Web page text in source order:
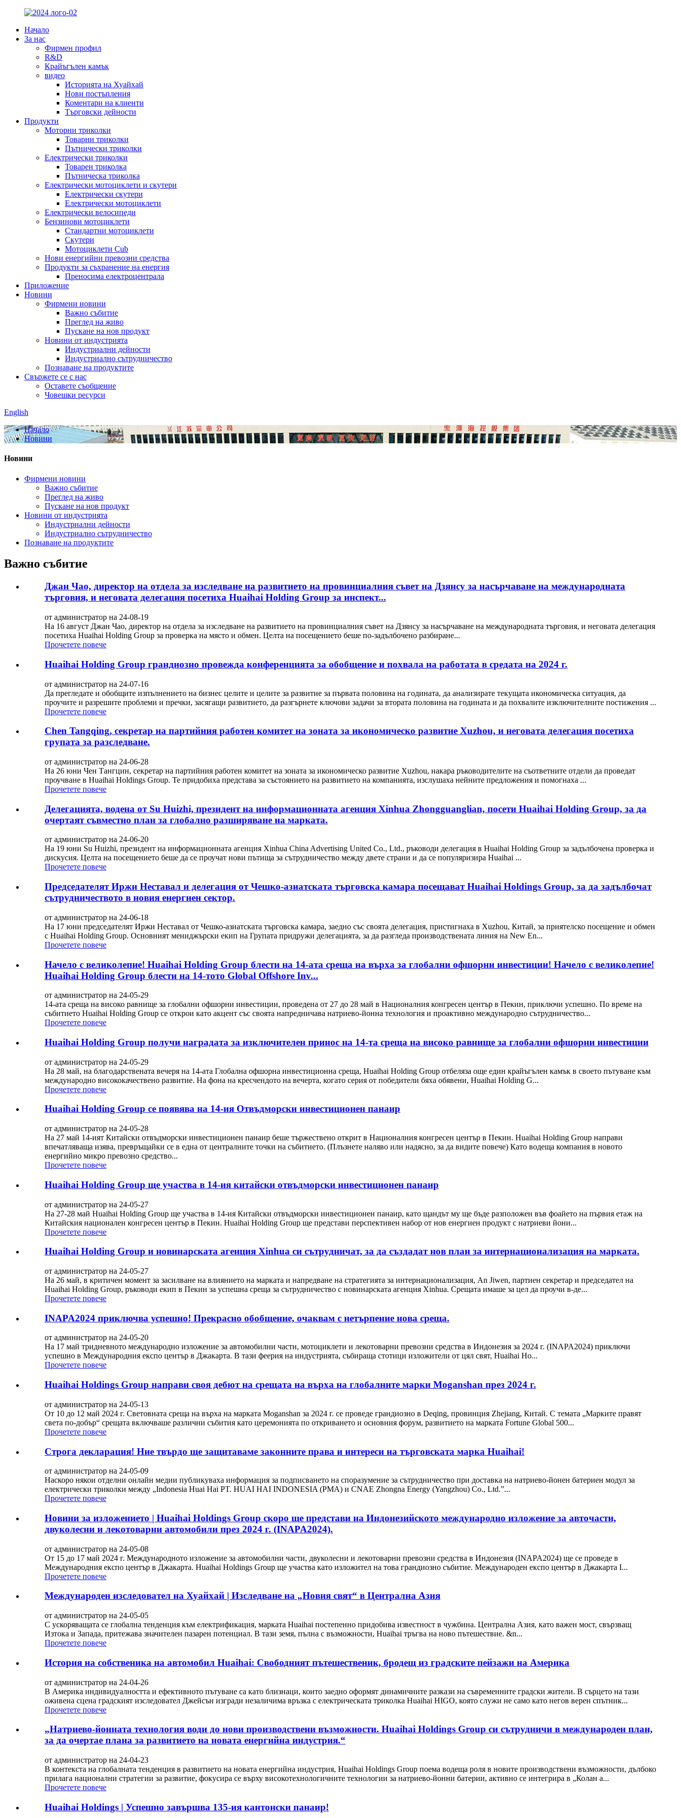
Начало
За нас
Фирмен профил
R&D
Крайъгълен камък
видео
Историята на Хуайхай
Нови постъпления
Коментари на клиенти
Търговски дейности
Продукти
Моторни триколки
Товарни триколки
Пътнически триколки
Електрически триколки
Товарен триколка
Пътническа триколка
Електрически мотоциклети и скутери
Електрически скутери
Електрически мотоциклети
Електрически велосипеди
Бензинови мотоциклети
Стандартни мотоциклети
Скутери
Мотоциклети Cub
Нови енергийни превозни средства
Продукти за съхранение на енергия
Преносима електроцентрала
Приложение
Новини
Фирмени новини
Важно събитие
Преглед на живо
Пускане на нов продукт
Новини от индустрията
Индустриални дейности
Индустриално сътрудничество
Познаване на продуктите
Свържете се с нас
Оставете съобщение
Човешки ресурси
English
Начало
Новини
Новини
Фирмени новини
Важно събитие
Преглед на живо
Пускане на нов продукт
Новини от индустрията
Индустриални дейности
Индустриално сътрудничество
Познаване на продуктите
Важно събитие
Джан Чао, директор на отдела за изследване на развитието на провинциалния съвет на Дзянсу за насърчаване на международната
търговия, и неговата делегация посетиха Huaihai Holding Group за инспект...
от администратор на 24-08-19
На 16 август Джан Чао, директор на отдела за изследване на развитието на провинциалния съвет на Дзянсу за насърчаване на международната търговия, и неговата делегация
посетиха Huaihai Holding Group за проверка на място и обмен. Целта на посещението беше по-задълбочено разбиране...
Прочетете повече
Huaihai Holding Group грандиозно провежда конференцията за обобщение и похвала на работата в средата на 2024 г.
от администратор на 24-07-16
Да прегледате и обобщите изпълнението на бизнес целите и целите за развитие за първата половина на годината, да анализирате текущата икономическа ситуация, да
проучите и разрешите проблеми и пречки, засягащи развитието, да разгърнете ключови задачи за втората половина на годината и да похвалите изключителните постижения ...
Прочетете повече
Chen Tangqing, секретар на партийния работен комитет на зоната за икономическо развитие Xuzhou, и неговата делегация посетиха
групата за разследване.
от администратор на 24-06-28
На 26 юни Чен Тангцин, секретар на партийния работен комитет на зоната за икономическо развитие Xuzhou, накара ръководителите на съответните отдели да проведат
проучване в Huaihai Holdings Group. Те придобиха представа за състоянието на развитието на компанията, изслушаха нейните предложения и помогнаха ...
Прочетете повече
Делегацията, водена от Su Huizhi, президент на информационната агенция Xinhua Zhongguanglian, посети Huaihai Holding Group, за да
очертаят съвместно план за глобално разширяване на марката.
от администратор на 24-06-20
На 19 юни Su Huizhi, президент на информационната агенция Xinhua China Advertising United Co., Ltd., ръководи делегация в Huaihai Holding Group за задълбочена проверка и
дискусия. Целта на посещението беше да се проучат нови пътища за сътрудничество между двете страни и да се популяризира Huaihai ...
Прочетете повече
Председателят Иржи Неставал и делегация от Чешко-азиатската търговска камара посещават Huaihai Holdings Group, за да задълбочат
сътрудничеството в новия енергиен сектор.
от администратор на 24-06-18
На 17 юни председателят Иржи Неставал от Чешко-азиатската търговска камара, заедно със своята делегация, пристигнаха в Xuzhou, Китай, за приятелско посещение и обмен
с Huaihai Holding Group. Основният мениджърски екип на Групата придружи делегацията, за да разгледа производствената линия на New En...
Прочетете повече
Начело с великолепие! Huaihai Holding Group блести на 14-ата среща на върха за глобални офшорни инвестиции! Начело с великолепие!
Huaihai Holding Group блести на 14-тото Global Offshore Inv...
от администратор на 24-05-29
14-ата среща на високо равнище за глобални офшорни инвестиции, проведена от 27 до 28 май в Националния конгресен център в Пекин, приключи успешно. По време на
събитието Huaihai Holding Group се открои като акцент със своята напредничава натриево-йонна технология и проактивно международно сътрудничество...
Прочетете повече
Huaihai Holding Group получи наградата за изключителен принос на 14-та среща на високо равнище за глобални офшорни инвестиции
от администратор на 24-05-29
На 28 май, на благодарствената вечеря на 14-ата Глобална офшорна инвестиционна среща, Huaihai Holding Group отбеляза още един крайъгълен камък в своето пътуване към
международно висококачествено развитие. На фона на кресчендото на вечерта, когато серия от победители бяха обявени, Huaihai Holding G...
Прочетете повече
Huaihai Holding Group се появява на 14-ия Отвъдморски инвестиционен панаир
от администратор на 24-05-28
На 27 май 14-ият Китайски отвъдморски инвестиционен панаир беше тържествено открит в Националния конгресен център в Пекин. Huaihai Holding Group направи
впечатляваща изява, превръщайки се в една от централните точки на събитието. (Плъзнете наляво или надясно, за да видите повече) Като водеща компания в новото
енергийно микро превозно средство...
Прочетете повече
Huaihai Holding Group ще участва в 14-ия китайски отвъдморски инвестиционен панаир
от администратор на 24-05-27
На 27-28 май Huaihai Holding Group ще участва в 14-ия Китайски отвъдморски инвестиционен панаир, като щандът му ще бъде разположен във фоайето на първия етаж на
Китайския национален конгресен център в Пекин. Huaihai Holding Group ще представи перспективен набор от нов енергиен продукт с натриеви йони...
Прочетете повече
Huaihai Holding Group и новинарската агенция Xinhua си сътрудничат, за да създадат нов план за интернационализация на марката.
от администратор на 24-05-27
На 26 май, в критичен момент за засилване на влиянието на марката и напредване на стратегията за интернационализация, An Jiwen, партиен секретар и председател на
Huaihai Holding Group, ръководи екип в Пекин за успешна среща за сътрудничество с новинарската агенция Xinhua. Срещата имаше за цел да проучи в-де...
Прочетете повече
INAPA2024 приключва успешно! Прекрасно обобщение, очаквам с нетърпение нова среща.
от администратор на 24-05-20
На 17 май тридневното международно изложение за автомобилни части, мотоциклети и лекотоварни превозни средства в Индонезия за 2024 г. (INAPA2024) приключи
успешно в Международния експо център в Джакарта. В тази феерия на индустрията, събираща стотици изложители от цял ​​свят, Huaihai Ho...
Прочетете повече
Huaihai Holdings Group направи своя дебют на срещата на върха на глобалните марки Moganshan през 2024 г.
от администратор на 24-05-13
От 10 до 12 май 2024 г. Световната среща на върха на марката Moganshan за 2024 г. се проведе грандиозно в Deqing, провинция Zhejiang, Китай. С темата „Марките правят
света по-добър“ срещата включваше различни събития като церемонията по откриването и основния форум, развитието на марката Fortune Global 500...
Прочетете повече
Строга декларация! Ние твърдо ще защитаваме законните права и интереси на търговската марка Huaihai!
от администратор на 24-05-09
Наскоро някои отделни онлайн медии публикуваха информация за подписването на споразумение за сътрудничество при доставка на натриево-йонен батериен модул за
електрически триколки между „Indonesia Huai Hai PT. HUAI HAI INDONESIA (PMA) и CNAE Zhongna Energy (Yangzhou) Co., Ltd.”...
Прочетете повече
Новини за изложението | Huaihai Holdings Group скоро ще представи на Индонезийското международно изложение за авточасти,
двуколесни и лекотоварни автомобили през 2024 г. (INAPA2024).
от администратор на 24-05-08
От 15 до 17 май 2024 г. Международното изложение за автомобилни части, двуколесни и лекотоварни превозни средства в Индонезия (INAPA2024) ще се проведе в
Международния експо център в Джакарта. Huaihai Holdings Group ще участва като изложител на това грандиозно събитие. Международен експо център в Джакарта I...
Прочетете повече
Международен изследовател на Хуайхай | Изследване на „Новия свят“ в Централна Азия
от администратор на 24-05-05
С ускоряващата се глобална тенденция към електрификация, марката Huaihai постепенно придобива известност в чужбина. Централна Азия, като важен мост, свързващ
Изтока и Запада, притежава значителен пазарен потенциал. В тази земя, пълна с възможности, Huaihai тръгва на ново пътешествие. &n...
Прочетете повече
История на собственика на автомобил Huaihai: Свободният пътешественик, бродещ из градските пейзажи на Америка
от администратор на 24-04-26
В Америка индивидуалността и ефективното пътуване са като близнаци, които заедно оформят динамичните разкази на съвременните градски жители. В сърцето на тази
оживена сцена градският изследовател Джейсън изгради незаличима връзка с електрическата триколка Huaihai HIGO, която служи не само като негов верен спътник...
Прочетете повече
„Натриево-йонната технология води до нови производствени възможности. Huaihai Holdings Group си сътрудничи в международен план,
за да очертае плана за развитието на новата енергийна индустрия.“
от администратор на 24-04-23
В контекста на глобалната тенденция в развитието на новата енергийна индустрия, Huaihai Holdings Group поема водеща роля в новите производствени възможности, дълбоко
прилага национални стратегии за развитие, фокусира се върху високотехнологичните технологии за натриево-йонни батерии, активно се интегрира в „Колан а...
Прочетете повече
Huaihai Holdings | Успешно завършва 135-ия кантонски панаир!